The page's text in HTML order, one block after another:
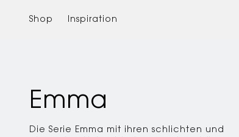
springen
Shop Inspiration
Emma
Die Serie Emma mit ihren schlichten und